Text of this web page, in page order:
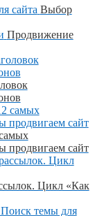
Выбор
Продвижение
продвигаем сайт
Цикл «Как